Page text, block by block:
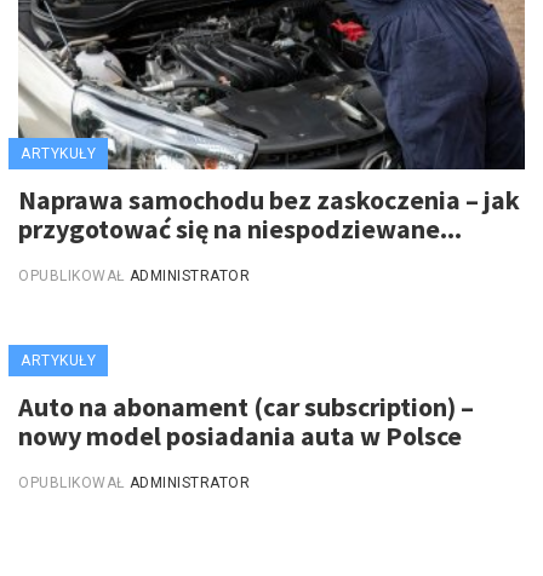
ARTYKUŁY
Naprawa samochodu bez zaskoczenia – jak
przygotować się na niespodziewane...
OPUBLIKOWAŁ ADMINISTRATOR
ARTYKUŁY
Auto na abonament (car subscription) –
nowy model posiadania auta w Polsce
OPUBLIKOWAŁ ADMINISTRATOR